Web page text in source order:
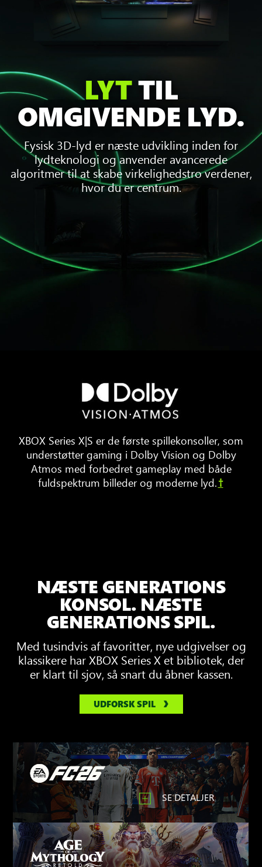
omkring
et
tv.
lydbølger
hopper
rundt
i
LYTTIL
OMGIVENDE LYD.
Fysisk 3D-lyd er næste udvikling inden for
lydteknologi og anvender avancerede
algoritmer til at skabe virkelighedstro verdener,
hvor du er centrum.
XBOX Series X|S er de første spillekonsoller, som
understøtter gaming i Dolby Vision og Dolby
Atmos med forbedret gameplay med både
fuldspektrum billeder og moderne lyd.†
NÆSTE GENERATIONS
KONSOL. NÆSTE
GENERATIONS SPIL.
Med tusindvis af favoritter, nye udgivelser og
klassikere har XBOX Series X et bibliotek, der
er klart til sjov, så snart du åbner kassen.
UDFORSK SPIL
SE DETALJER